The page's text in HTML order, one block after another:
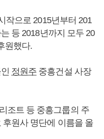
작으로 2015년부터 201
등 2018년까지 모두 20
원했다.
정원주 중흥건설 사장
조트 등 중흥그룹의 주
원사 명단에 이름을 올